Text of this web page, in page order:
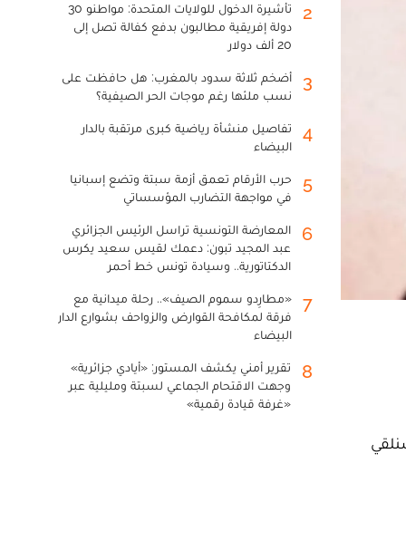
2
تأشيرة الدخول للولايات المتحدة: مواطنو 30
دولة إفريقية مطالبون بدفع كفالة تصل إلى
20 ألف دولار
3
أضخم ثلاثة سدود بالمغرب: هل حافظت على
نسب ملئها رغم موجات الحر الصيفية؟
4
تفاصيل منشأة رياضية كبرى مرتقبة بالدار
البيضاء
5
حرب الأرقام تعمق أزمة سبتة وتضع إسبانيا
في مواجهة التضارب المؤسساتي
6
المعارضة التونسية تراسل الرئيس الجزائري
عبد المجيد تبون: دعمك لقيس سعيد يكرس
الدكتاتورية.. وسيادة تونس خط أحمر
7
«مطارِدو سموم الصيف».. رحلة ميدانية مع
فرقة لمكافحة القوارض والزواحف بشوارع الدار
البيضاء
8
تقرير أمني يكشف المستور: «أيادي جزائرية»
وجهت الاقتحام الجماعي لسبتة ومليلية عبر
«غرفة قيادة رقمية»